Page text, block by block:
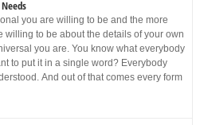
you are willing to be and the more
willing to be about the details of your own
you are. You know what everybody
to put it in a single word? Everybody
And out of that comes every form